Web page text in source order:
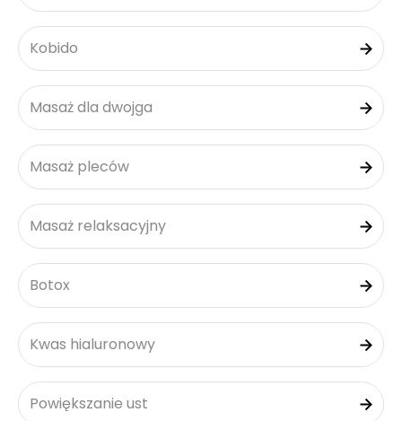
Kobido
Masaż dla dwojga
Masaż pleców
Masaż relaksacyjny
Botox
Kwas hialuronowy
Powiększanie ust